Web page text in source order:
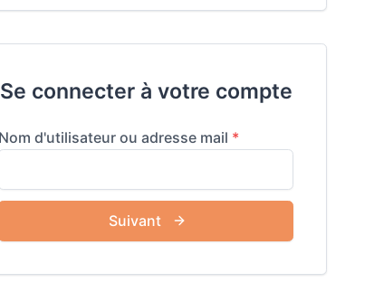
Se connecter à votre compte